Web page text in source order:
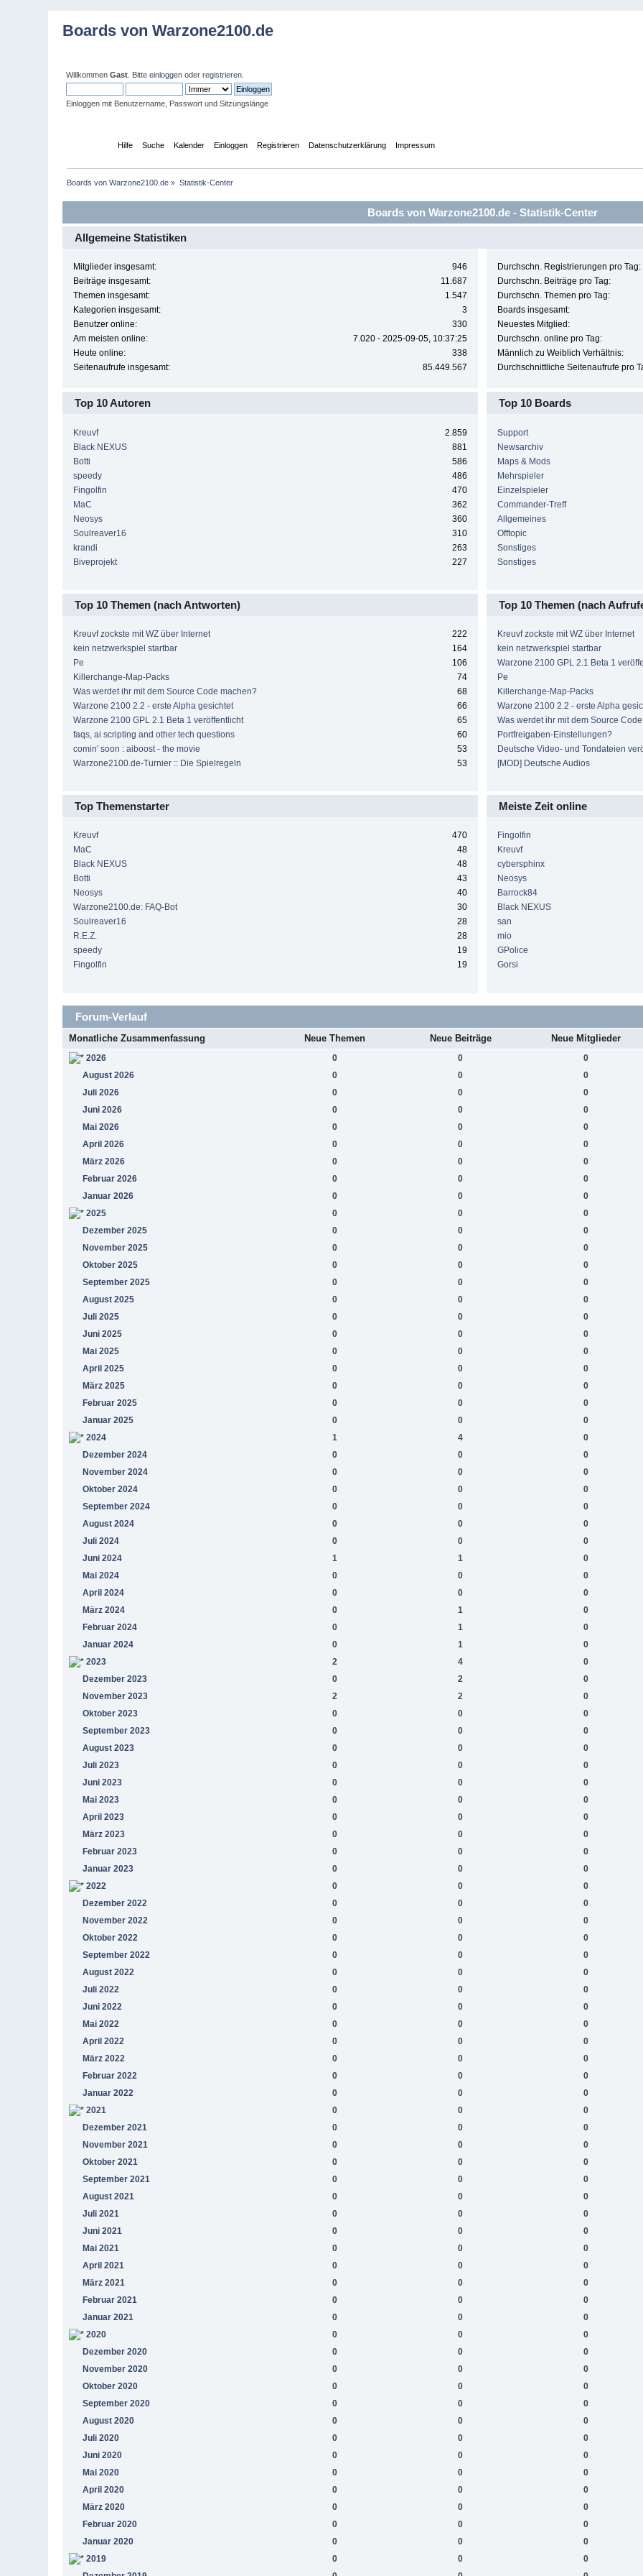
Boards von Warzone2100.de
WillkommenGast . Bitteeinloggen oderregistrieren
Einloggen mit Benutzername, Passwort und Sitzungslänge
Hilfe Suche Kalender Einloggen Registrieren Datenschutzerklärung Impressum
Boards von Warzone2100.de » Statistik-Center
Boards von Warzone2100.de - Statistik-Center
Allgemeine Statistiken
Mitglieder insgesamt:
946
Beiträge insgesamt:
11.687
Themen insgesamt:
1.547
Kategorien insgesamt:
3
Benutzer online:
330
Am meisten online:
7.020 - 2025-09-05, 10:37:25
Heute online:
338
Seitenaufrufe insgesamt:
85.449.567
Durchschn. Registrierungen pro Tag:
Durchschn. Beiträge pro Tag:
Durchschn. Themen pro Tag:
Boards insgesamt:
Neuestes Mitglied:
Durchschn. online pro Tag:
Männlich zu Weiblich Verhältnis:
Durchschnittliche Seitenaufrufe pro
Top 10 Autoren
Kreuvf
2.859
Black NEXUS
881
Botti
586
speedy
486
Fingolfin
470
MaC
362
Neosys
360
Soulreaver16
310
krandi
263
Biveprojekt
227
Top 10 Boards
Support
Newsarchiv
Maps & Mods
Mehrspieler
Einzelspieler
Commander-Treff
Allgemeines
Offtopic
Sonstiges
Sonstiges
Top 10 Themen (nach Antworten)
Kreuvf zockste mit WZ über Internet
222
kein netzwerkspiel startbar
164
Pe
106
Killerchange-Map-Packs
74
Was werdet ihr mit dem Source Code machen?
68
Warzone 2100 2.2 - erste Alpha gesichtet
66
Warzone 2100 GPL 2.1 Beta 1 veröffentlicht
65
faqs, ai scripting and other tech questions
60
comin' soon : aiboost - the movie
53
Warzone2100.de-Turnier :: Die Spielregeln
53
Top 10 Themen (nach
Kreuvf zockste mit WZ über Internet
kein netzwerkspiel startbar
Warzone 2100 GPL 2.1 Beta 1
Pe
Killerchange-Map-Packs
Warzone 2100 2.2 - erste Alpha
Was werdet ihr mit dem Source
Portfreigaben-Einstellungen?
Deutsche Video- und Tondateien
[MOD] Deutsche Audios
Top Themenstarter
Kreuvf
470
MaC
48
Black NEXUS
48
Botti
43
Neosys
40
Warzone2100.de: FAQ-Bot
30
Soulreaver16
28
R.E.Z.
28
speedy
19
Fingolfin
19
Meiste Zeit online
Fingolfin
Kreuvf
cybersphinx
Neosys
Barrock84
Black NEXUS
san
mio
GPolice
Gorsi
Forum-Verlauf
Monatliche Zusammenfassung Neue Themen Neue Beiträge Neue Mitglieder
2026 0 0
0
August 2026
0 0
0
Juli 2026
0 0
0
Juni 2026
0 0
0
Mai 2026
0 0
0
April 2026
0 0
0
März 2026
0 0
0
Februar 2026
0 0
0
Januar 2026
0 0
0
2025
0 0
0
Dezember 2025
0 0
0
November 2025
0 0
0
Oktober 2025
0 0
0
September 2025
0 0
0
August 2025
0 0
0
Juli 2025
0 0
0
Juni 2025
0 0
0
Mai 2025
0 0
0
April 2025
0 0
0
März 2025
0 0
0
Februar 2025
0 0
0
Januar 2025
0 0
0
2024
1 4
0
Dezember 2024
0 0
0
November 2024
0 0
0
Oktober 2024
0 0
0
September 2024
0 0
0
August 2024
0 0
0
Juli 2024
0 0
0
Juni 2024
1 1
0
Mai 2024
0 0
0
April 2024
0 0
0
März 2024
0 1
0
Februar 2024
0 1
0
Januar 2024
0 1
0
2023
2 4
0
Dezember 2023
0 2
0
November 2023
2 2
0
Oktober 2023
0 0
0
September 2023
0 0
0
August 2023
0 0
0
Juli 2023
0 0
0
Juni 2023
0 0
0
Mai 2023
0 0
0
April 2023
0 0
0
März 2023
0 0
0
Februar 2023
0 0
0
Januar 2023
0 0
0
2022
0 0
0
Dezember 2022
0 0
0
November 2022
0 0
0
Oktober 2022
0 0
0
September 2022
0 0
0
August 2022
0 0
0
Juli 2022
0 0
0
Juni 2022
0 0
0
Mai 2022
0 0
0
April 2022
0 0
0
März 2022
0 0
0
Februar 2022
0 0
0
Januar 2022
0 0
0
2021
0 0
0
Dezember 2021
0 0
0
November 2021
0 0
0
Oktober 2021
0 0
0
September 2021
0 0
0
August 2021
0 0
0
Juli 2021
0 0
0
Juni 2021
0 0
0
Mai 2021
0 0
0
April 2021
0 0
0
März 2021
0 0
0
Februar 2021
0 0
0
Januar 2021
0 0
0
2020
0 0
0
Dezember 2020
0 0
0
November 2020
0 0
0
Oktober 2020
0 0
0
September 2020
0 0
0
August 2020
0 0
0
Juli 2020
0 0
0
Juni 2020
0 0
0
Mai 2020
0 0
0
April 2020
0 0
0
März 2020
0 0
0
Februar 2020
0 0
0
Januar 2020
0 0
0
2019
0 0
0